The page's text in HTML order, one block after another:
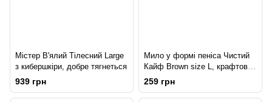
Містер В'ялий Тілесний Large
з кибершкіри, добре тягнеться
939 грн
Мило у формі пеніса Чистий
Кайф Brown size L, крафтове
мило-член, натуральне
259 грн